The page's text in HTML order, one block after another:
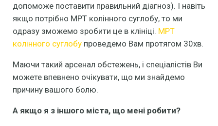
допоможе поставити правильний діагноз). І навіть
якщо потрібно МРТ колінного суглобу, то ми
одразу зможемо зробити це в клініці. МРТ
колінного суглобупроведемо Вам протягом 30хв.
Маючи такий арсенал обстежень, і спеціалістів Ви
можете впевнено очікувати, що ми знайдемо
причину вашого болю.
А якщо я з іншого міста, що мені робити?